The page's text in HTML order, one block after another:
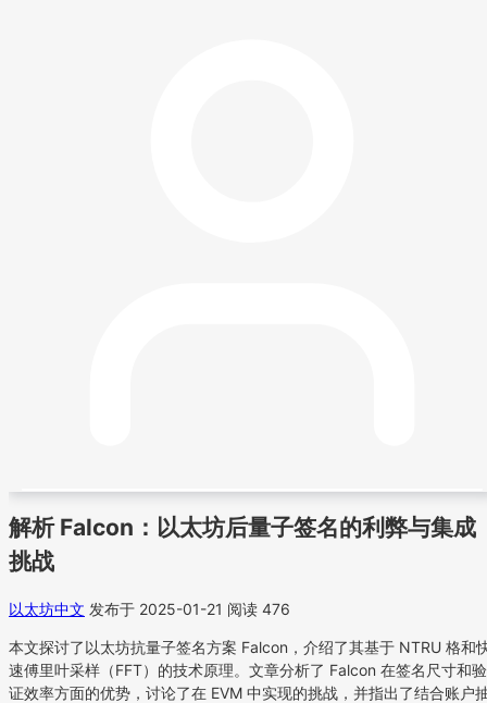
解析 Falcon：以太坊后量子签名的利弊与集成
挑战
以太坊中文 发布于 2025-01-21 阅读 476
本文探讨了以太坊抗量子签名方案 Falcon，介绍了其基于 NTRU 格和
速傅里叶采样（FFT）的技术原理。文章分析了 Falcon 在签名尺寸和验
证效率方面的优势，讨论了在 EVM 中实现的挑战，并指出了结合账户